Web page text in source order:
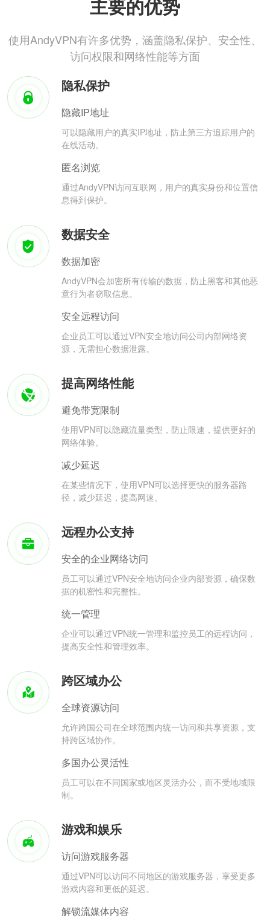
主要的优势
使用AndyVPN有许多优势，涵盖隐私保护、安全性、
访问权限和网络性能等方面
隐私保护
隐藏IP地址
可以隐藏用户的真实IP地址，防止第三方追踪用户的
在线活动。
匿名浏览
通过AndyVPN访问互联网，用户的真实身份和位置信
息得到保护。
数据安全
数据加密
AndyVPN会加密所有传输的数据，防止黑客和其他恶
意行为者窃取信息。
安全远程访问
企业员工可以通过VPN安全地访问公司内部网络资
源，无需担心数据泄露。
提高网络性能
避免带宽限制
使用VPN可以隐藏流量类型，防止限速，提供更好的
网络体验。
减少延迟
在某些情况下，使用VPN可以选择更快的服务器路
径，减少延迟，提高网速。
远程办公支持
安全的企业网络访问
员工可以通过VPN安全地访问企业内部资源，确保数
据的机密性和完整性。
统一管理
企业可以通过VPN统一管理和监控员工的远程访问，
提高安全性和管理效率。
跨区域办公
全球资源访问
允许跨国公司在全球范围内统一访问和共享资源，支
持跨区域协作。
多国办公灵活性
员工可以在不同国家或地区灵活办公，而不受地域限
制。
游戏和娱乐
访问游戏服务器
通过VPN可以访问不同地区的游戏服务器，享受更多
游戏内容和更低的延迟。
解锁流媒体内容